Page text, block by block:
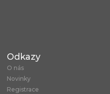
Odkazy
O nás
Novinky
Registrace